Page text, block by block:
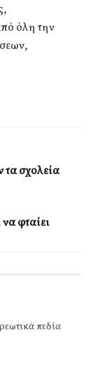
όλη την
τα σχολεία
φταίει
πεδία